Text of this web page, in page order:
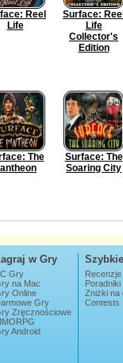
Reel
Life
Surface:
Life
Collector's
Edition
The
Surface: The
Soaring City
w Gry
Gry
na Mac
Online
Gry
Zręcznościowe
Android
Poradniki
Zniżki na
Contests